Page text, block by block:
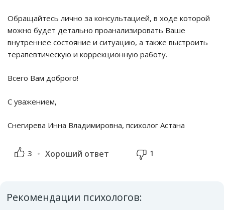
Обращайтесь лично за консультацией, в ходе которой
можно будет детально проанализировать Ваше
внутреннее состояние и ситуацию, а также выстроить
терапевтическую и коррекционную работу.
Всего Вам доброго!
С уважением,
Снегирева Инна Владимировна, психолог Астана
3 Хороший ответ 1
Рекомендации психологов: